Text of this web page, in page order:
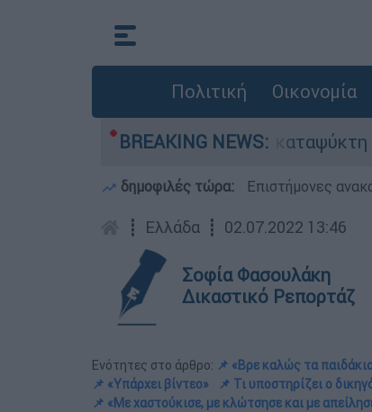
Πολιτική Οικονομία
BREAKING NEWS:
του πατέρα σε καταψύκτη στον Μυστρά
δημοφιλές τώρα: Επιστήμονες
┋ Ελλάδα ┋ 02.07.2022 13:46
Σοφία Φασουλάκη
Δικαστικό Ρεπορτάζ
Ενότητες στο άρθρο: 📌 «Βρε καλώς τα
📌 «Υπάρχει βίντεο»
📌 Τι υποστηρίζει ο
📌 «Με χαστούκισε, με κλώτσησε και με